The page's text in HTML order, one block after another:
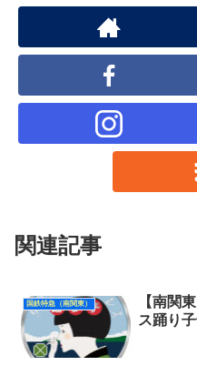
関連記事
国鉄特急（南関東）
【南関
ス踊り